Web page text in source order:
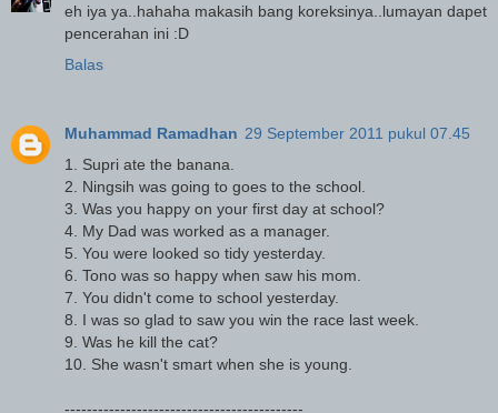
eh iya ya..hahaha makasih bang koreksinya..lumayan dapet
pencerahan ini :D
Balas
Muhammad Ramadhan 29 September 2011 pukul 07.45
1. Supri ate the banana.
2. Ningsih was going to goes to the school.
3. Was you happy on your first day at school?
4. My Dad was worked as a manager.
5. You were looked so tidy yesterday.
6. Tono was so happy when saw his mom.
7. You didn't come to school yesterday.
8. I was so glad to saw you win the race last week.
9. Was he kill the cat?
10. She wasn't smart when she is young.
-------------------------------------------